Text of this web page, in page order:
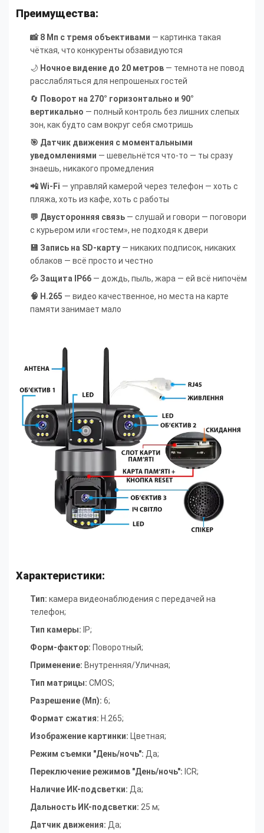
Преимущества:
📸 8 Мп с тремя объективами — картинка такая
чёткая, что конкуренты обзавидуются
🌙 Ночное видение до 20 метров — темнота не повод
расслабляться для непрошеных гостей
🔄 Поворот на 270° горизонтально и 90°
вертикально — полный контроль без лишних слепых
зон, как будто сам вокруг себя смотришь
🎯 Датчик движения с моментальными
уведомлениями — шевельнётся что-то — ты сразу
знаешь, никакого промедления
📲 Wi-Fi — управляй камерой через телефон — хоть с
пляжа, хоть из кафе, хоть с работы
💬 Двусторонняя связь — слушай и говори — поговори
с курьером или «гостем», не подходя к двери
💾 Запись на SD-карту — никаких подписок, никаких
облаков — всё просто и честно
💦 Защита IP66 — дождь, пыль, жара — ей всё нипочём
🧠 H.265 — видео качественное, но места на карте
памяти занимает мало
Характеристики:
Тип: камера видеонаблюдения с передачей на
телефон;
Тип камеры: IP;
Форм-фактор: Поворотный;
Применение: Внутренняя/Уличная;
Тип матрицы: CMOS;
Разрешение (Мп): 6;
Формат сжатия: H.265;
Изображение картинки: Цветная;
Режим съемки "День/ночь": Да;
Переключение режимов "День/ночь": ICR;
Наличие ИК-подсветки: Да;
Дальность ИК-подсветки: 25 м;
Датчик движения: Да;